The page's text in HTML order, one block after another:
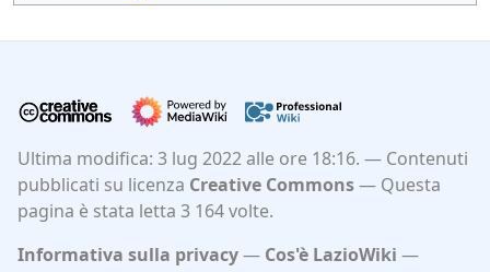
Ultima modifica: 3 lug 2022 alle ore 18:16.
Contenuti
pubblicati su licenza Creative Commons
Questa
pagina è stata letta 3 164 volte.
Informativa sulla privacy
Cos'è LazioWiki